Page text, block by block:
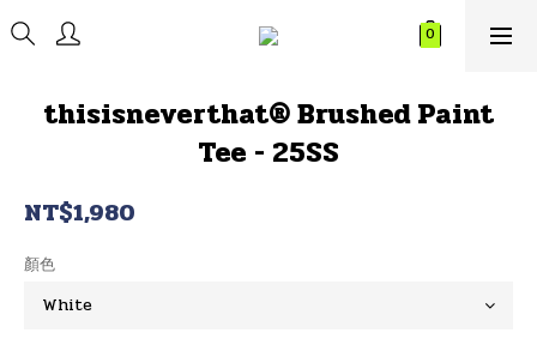
thisisneverthat® Brushed Paint
Tee - 25SS
NT$1,980
顏色